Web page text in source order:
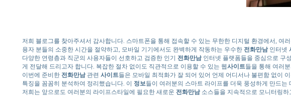
저희 블로그를 찾아주셔서 감사합니다. 스마트폰을 통해 접속할 수 있는 무한한 디지털 환경에서, 여
용자 분들의 소중한 시간을 절약하고, 모바일 기기에서도 완벽하게 작동하는 우수한 전화만남인터넷
다양한 연령층과 직군의 사용자들이 선호하고 검증한 인기 전화만남인터넷 플랫폼들을 중심으로 구
게 전달해 드리고자 합니다. 복잡한 절차 없이도 직관적으로 이용할 수 있는 웹사이트들을 통해 여러
이번에 준비한 전화만남관련 사이트들은 모바일 최적화가 잘 되어 있어 언제 어디서나 불편함 없이
특징을 꼼꼼히 분석하여 정리했습니다. 이 정보들이 여러분의 스마트 라이프를 더욱 풍성하게 만드는
저희는 앞으로도 여러분의 라이프스타일에 필요한 새로운 전화만남소스들을 지속적으로 모니터링하